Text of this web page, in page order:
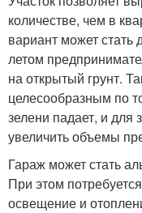
количестве, чем в
вариант может
летом
на открытый грунт.
целесообразным по
зелени падает, и для
увеличить объемы
Гараж может стать
При этом
освещение и